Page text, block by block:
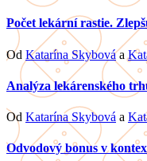
Počet lekární rastie.
Od Katarína Skybováa
Analýza lekárenského
Od Katarína Skybová a
Odvodový bonus v